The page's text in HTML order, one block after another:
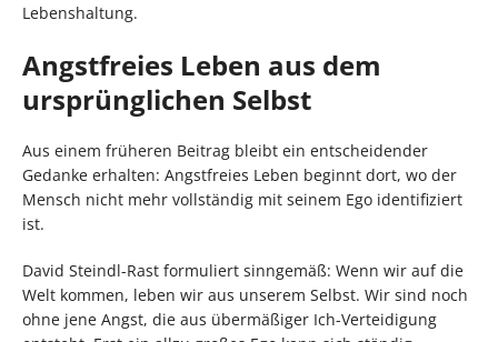
Lebenshaltung.
Angstfreies Leben aus dem
ursprünglichen Selbst
Aus einem früheren Beitrag bleibt ein entscheidender
Gedanke erhalten: Angstfreies Leben beginnt dort, wo der
Mensch nicht mehr vollständig mit seinem Ego identifiziert
ist.
David Steindl-Rast formuliert sinngemäß: Wenn wir auf die
Welt kommen, leben wir aus unserem Selbst. Wir sind noch
ohne jene Angst, die aus übermäßiger Ich-Verteidigung